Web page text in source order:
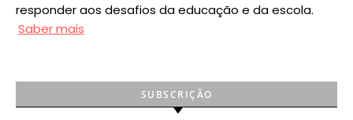
responder aos desafios da educação e da escola.
Saber mais
SUBSCRIÇÃO